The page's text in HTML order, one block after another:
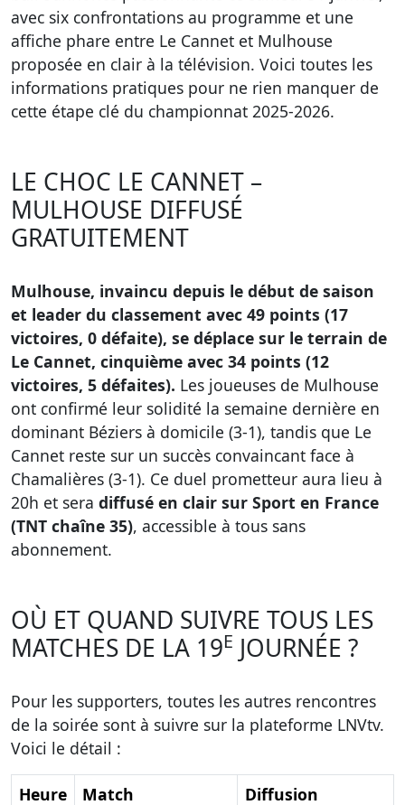
avec six confrontations au programme et une
affiche phare entre Le Cannet et Mulhouse
proposée en clair à la télévision. Voici toutes les
informations pratiques pour ne rien manquer de
cette étape clé du championnat 2025-2026.
LE CHOC LE CANNET –
MULHOUSE DIFFUSÉ
GRATUITEMENT
Mulhouse, invaincu depuis le début de saison
et leader du classement avec 49 points (17
victoires, 0 défaite), se déplace sur le terrain de
Le Cannet, cinquième avec 34 points (12
victoires, 5 défaites). Les joueuses de Mulhouse
ont confirmé leur solidité la semaine dernière en
dominant Béziers à domicile (3-1), tandis que Le
Cannet reste sur un succès convaincant face à
Chamalières (3-1). Ce duel prometteur aura lieu à
20h et sera diffusé en clair sur Sport en France
(TNT chaîne 35), accessible à tous sans
abonnement.
OÙ ET QUAND SUIVRE TOUS LES
MATCHES DE LA 19E JOURNÉE ?
Pour les supporters, toutes les autres rencontres
de la soirée sont à suivre sur la plateforme LNVtv.
Voici le détail :
Heure Match Diffusion